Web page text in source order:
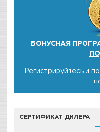
БОНУСНАЯ
Регистрируйтесь и
СЕРТИФИКАТ ДИЛЕРА